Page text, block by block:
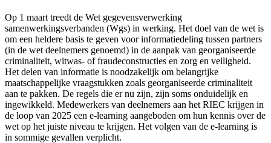
Op 1 maart treedt de Wet gegevensverwerking
samenwerkingsverbanden (Wgs) in werking. Het doel van de wet is
om een heldere basis te geven voor informatiedeling tussen partners
(in de wet deelnemers genoemd) in de aanpak van georganiseerde
criminaliteit, witwas- of fraudeconstructies en zorg en veiligheid.
Het delen van informatie is noodzakelijk om belangrijke
maatschappelijke vraagstukken zoals georganiseerde criminaliteit
aan te pakken. De regels die er nu zijn, zijn soms onduidelijk en
ingewikkeld. Medewerkers van deelnemers aan het RIEC krijgen in
de loop van 2025 een e-learning aangeboden om hun kennis over de
wet op het juiste niveau te krijgen. Het volgen van de e-learning is
in sommige gevallen verplicht.